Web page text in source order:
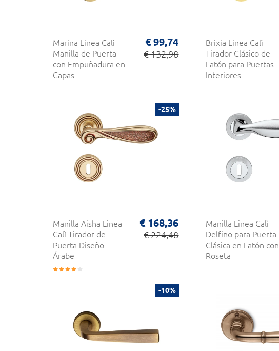
Marina Linea Calì
Manilla de Puerta
con Empuñadura en
Capas
€ 99,74
€ 132,98
Brixia Linea Calì
Tirador Clásico de
Latón para Puertas
Interiores
-25%
Manilla Aisha Linea
Calì Tirador de
Puerta Diseño
Árabe
€ 168,36
€ 224,48
Manilla Linea Calì
Delfino para Puerta
Clásica en Latón con
Roseta
-10%